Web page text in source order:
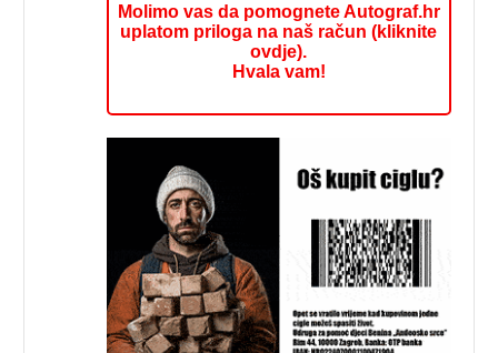
Molimo vas da pomognete Autograf.hr
uplatom priloga na naš račun (kliknite
ovdje).
Hvala vam!